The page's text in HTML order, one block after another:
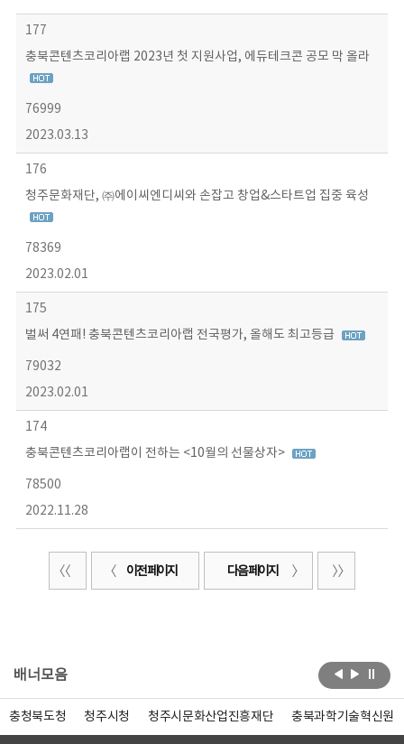
177
충북콘텐츠코리아랩 2023년 첫 지원사업, 에듀테크콘 공모 막 올라
76999
2023.03.13
176
청주문화재단, ㈜에이씨엔디씨와 손잡고 창업&스타트업 집중 육성
78369
2023.02.01
175
벌써 4연패! 충북콘텐츠코리아랩 전국평가, 올해도 최고등급
79032
2023.02.01
174
충북콘텐츠코리아랩이 전하는 <10월의 선물상자>
78500
2022.11.28
이전 페이지 다음 페이지
배너모음
충청북도청 청주시청 청주시문화산업진흥재단 충북과학기술혁신원